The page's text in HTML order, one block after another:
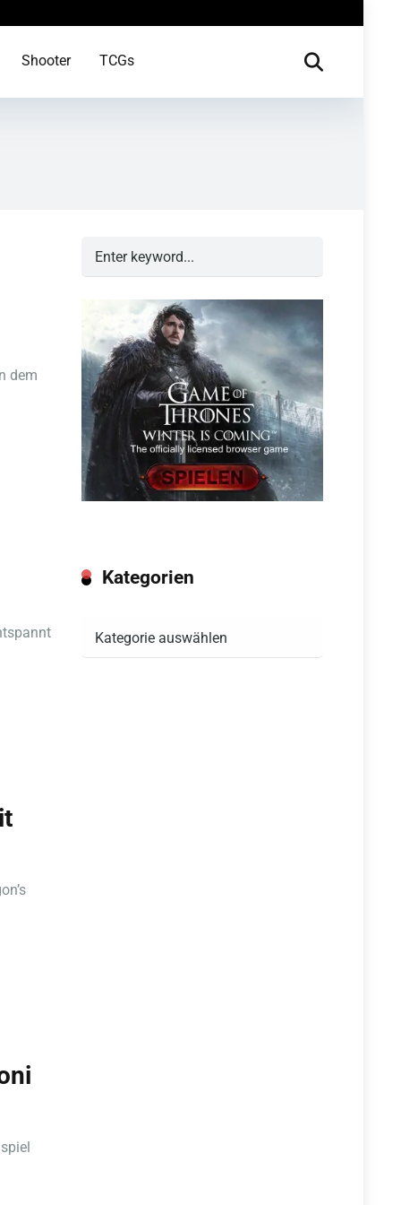
Shooter TCGs
dem
Kategorien